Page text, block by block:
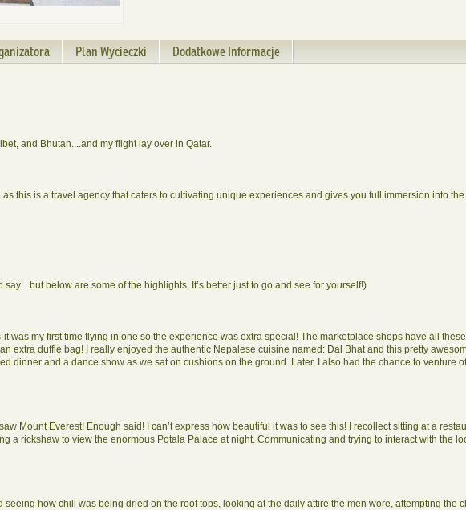
Plan Wycieczki Dodatkowe Informacje
and Bhutan....and my flight lay over in Qatar.
this is a travel agency that caters to cultivating unique experiences and gives you full immersion into the
below are some of the highlights. It’s better just to go and see for yourself!)
was my first time flying in one so the experience was extra special! The marketplace shops have all these
extra duffle bag! I really enjoyed the authentic Nepalese cuisine named: Dal Bhat and this pretty
dinner and a dance show as we sat on cushions on the ground. Later, I also had the chance to venture
Mount Everest! Enough said! I can’t express how beautiful it was to see this! I recollect sitting at a
a rickshaw to view the enormous Potala Palace at night. Communicating and trying to interact with the
seeing how chili was being dried on the roof tops, looking at the daily attire the men wore, attempting the